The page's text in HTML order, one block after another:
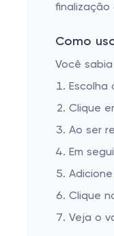
Remédio
Remédio
Remédio
Como
Você
Clique
Ao ser
Em
Clique
Veja o